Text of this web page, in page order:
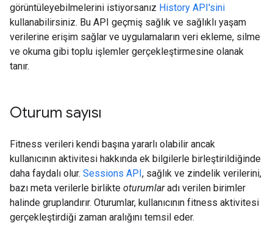
görüntüleyebilmelerini istiyorsanız History API'sini
kullanabilirsiniz. Bu API geçmiş sağlık ve sağlıklı yaşam
verilerine erişim sağlar ve uygulamaların veri ekleme, silme
ve okuma gibi toplu işlemler gerçekleştirmesine olanak
tanır.
Oturum sayısı
Fitness verileri kendi başına yararlı olabilir ancak
kullanıcının aktivitesi hakkında ek bilgilerle birleştirildiğinde
daha faydalı olur. Sessions API, sağlık ve zindelik verilerini,
bazı meta verilerle birlikte oturumlaradı verilen birimler
halinde gruplandırır. Oturumlar, kullanıcının fitness aktivitesi
gerçekleştirdiği zaman aralığını temsil eder.